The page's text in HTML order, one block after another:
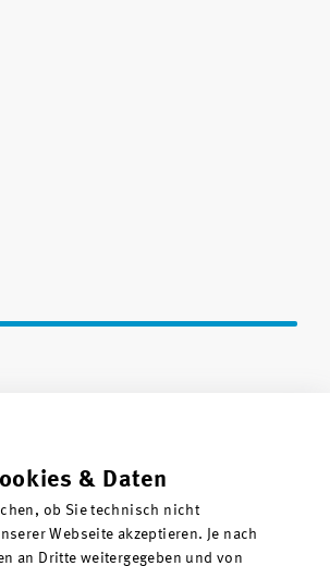
& Daten
ob Sie technisch nicht
Webseite akzeptieren. Je nach
an Dritte weitergegeben und von